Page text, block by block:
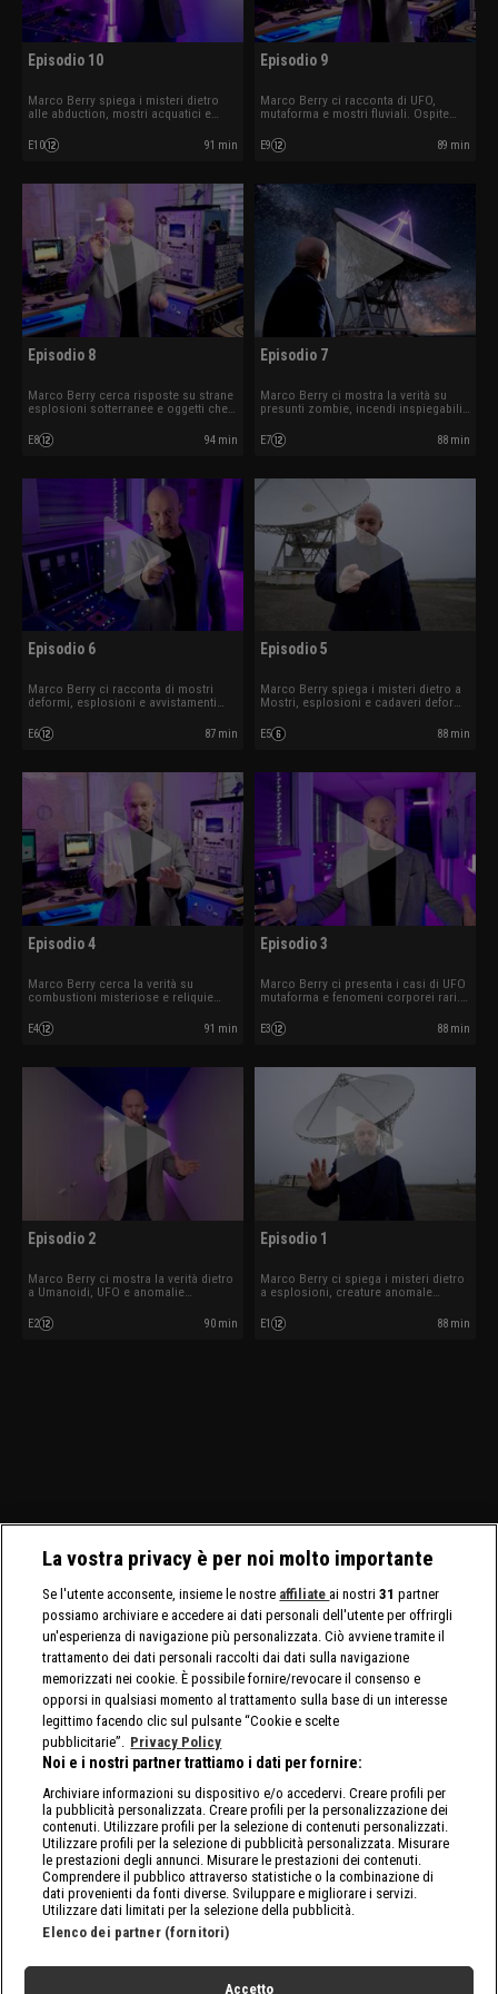
Episodio 10
Marco Berry spiega i misteri dietro
alle abduction, mostri acquatici e
Edoardo Russo.
E10 91 min
Episodio 9
Marco Berry ci racconta di UFO,
mutaforma e mostri fluviali. Ospite
E9 89 min
Episodio 8
Marco Berry cerca risposte su strane
esplosioni sotterranee e oggetti che
Federico Fanti.
E8 94 min
Episodio 7
Marco Berry ci mostra la verità su
presunti zombie, incendi inspiegabili
Guasti.
E7 88 min
Episodio 6
Marco Berry ci racconta di mostri
deformi, esplosioni e avvistamenti
E6 87 min
Episodio 5
Marco Berry spiega i misteri dietro a
Mostri, esplosioni e cadaveri deformi.
E5 88 min
Episodio 4
Marco Berry cerca la verità su
combustioni misteriose e reliquie
E4 91 min
Episodio 3
Marco Berry ci presenta i casi di UFO
mutaforma e fenomeni corporei rari.
E3 88 min
Episodio 2
Marco Berry ci mostra la verità dietro
a Umanoidi, UFO e anomalie
E2 90 min
Episodio 1
Marco Berry ci spiega i misteri dietro
a esplosioni, creature anomale
E1 88 min
La vostra privacy è per noi molto importante
Se l'utente acconsente, insieme le nostre affiliate ai nostri31 partner
possiamo archiviare e accedere ai dati personali dell'utente per offrirgli
un'esperienza di navigazione più personalizzata. Ciò avviene tramite il
trattamento dei dati personali raccolti dai dati sulla navigazione
memorizzati nei cookie. È possibile fornire/revocare il consenso e
opporsi in qualsiasi momento al trattamento sulla base di un interesse
legittimo facendo clic sul pulsante “Cookie e scelte
pubblicitarie”. Privacy Policy
Noi e i nostri partner trattiamo i dati per fornire:
Archiviare informazioni su dispositivo e/o accedervi. Creare profili per
la pubblicità personalizzata. Creare profili per la personalizzazione dei
contenuti. Utilizzare profili per la selezione di contenuti personalizzati.
Utilizzare profili per la selezione di pubblicità personalizzata. Misurare
le prestazioni degli annunci. Misurare le prestazioni dei contenuti.
Comprendere il pubblico attraverso statistiche o la combinazione di
dati provenienti da fonti diverse. Sviluppare e migliorare i servizi.
Utilizzare dati limitati per la selezione della pubblicità.
Elenco dei partner (fornitori)
Accetto